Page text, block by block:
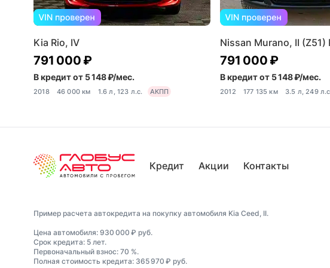
Kia Rio, IV
791 000 ₽
В кредит от 5 148 ₽/мес.
2018 46 000 км 1.6 л, 123 л.с. АКПП
Nissan Murano, II (Z51)
791 000 ₽
В кредит от 5 148 ₽/мес.
2012 177 135 км 3.5 л, 249
Кредит Акции Контакты
Пример расчета автокредита на покупку автомобиля Kia Ceed, II.
Цена автомобиля: 930 000 ₽ руб.
Срок кредита: 5 лет.
Первоначальный взнос: 70 %.
Полная стоимость кредита: 365 970 ₽ руб.